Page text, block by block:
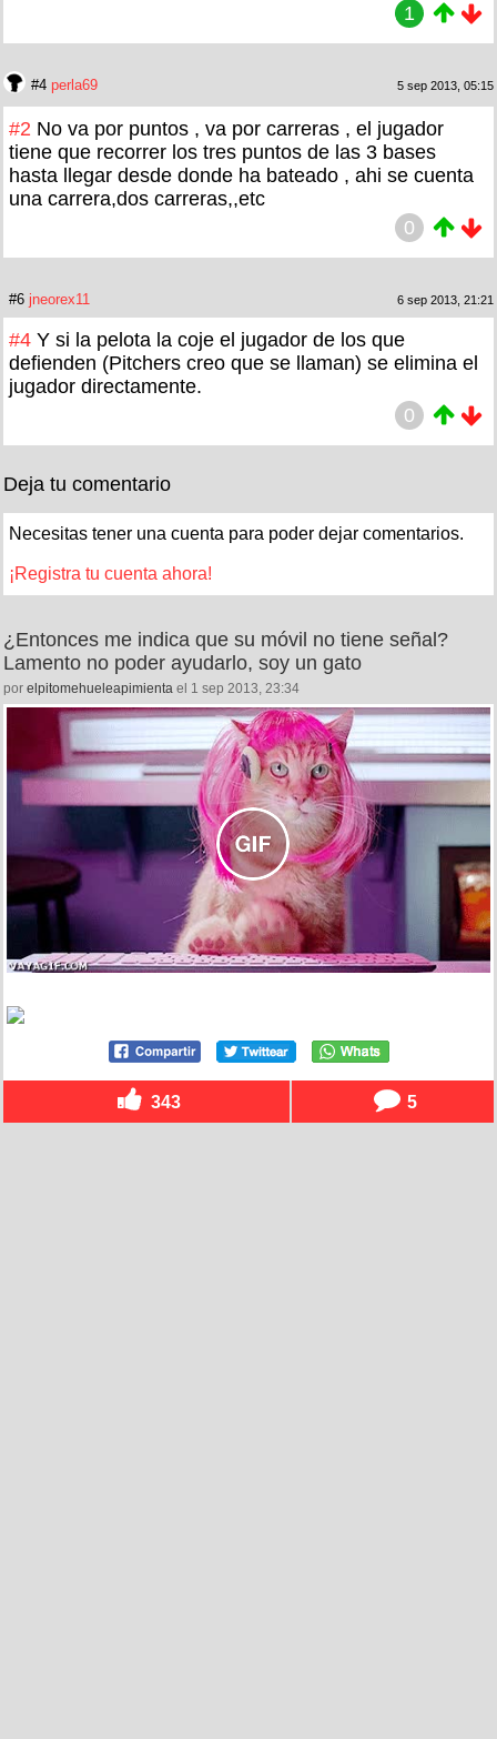
1
#4 perla69 5 sep 2013, 05:15
#2 No va por puntos , va por carreras , el jugador
tiene que recorrer los tres puntos de las 3 bases
hasta llegar desde donde ha bateado , ahi se cuenta
una carrera,dos carreras,,etc
0
#6 jneorex11 6 sep 2013, 21:21
#4 Y si la pelota la coje el jugador de los que
defienden (Pitchers creo que se llaman) se elimina el
jugador directamente.
0
Deja tu comentario
Necesitas tener una cuenta para poder dejar comentarios.
¡Registra tu cuenta ahora!
¿Entonces me indica que su móvil no tiene señal?
Lamento no poder ayudarlo, soy un gato
por elpitomehueleapimienta el 1 sep 2013, 23:34
343 5